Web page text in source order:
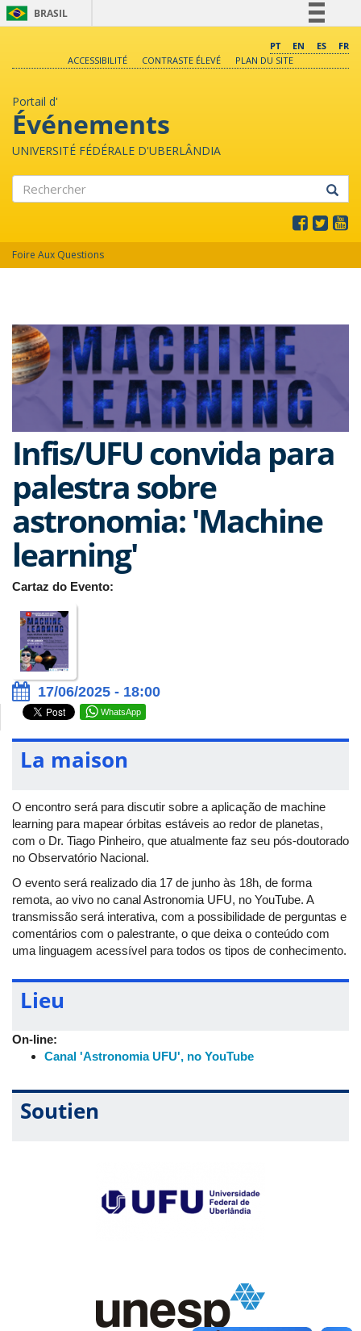
BRASIL
Comunica BR
PT EN ES
FR
ACCESSIBILITÉ
CONTRASTE ÉLEVÉ PLAN DU SITE
Portail d'
Événements
UNIVERSITÉ FÉDÉRALE D'UBERLÂNDIA
Foire Aux Questions
Infis/UFU convida para
palestra sobre
astronomia: 'Machine
learning'
Cartaz do Evento:
17/06/2025 - 18:00
WhatsApp
La maison
O encontro será para discutir sobre a aplicação de machine
learning para mapear órbitas estáveis ao redor de planetas,
com o Dr. Tiago Pinheiro, que atualmente faz seu pós-doutorado
no Observatório Nacional.
O evento será realizado dia 17 de junho às 18h, de forma
remota, ao vivo no canal Astronomia UFU, no YouTube. A
transmissão será interativa, com a possibilidade de perguntas e
comentários com o palestrante, o que deixa o conteúdo com
uma linguagem acessível para todos os tipos de conhecimento.
Lieu
On-line:
Canal 'Astronomia UFU', no YouTube
Soutien